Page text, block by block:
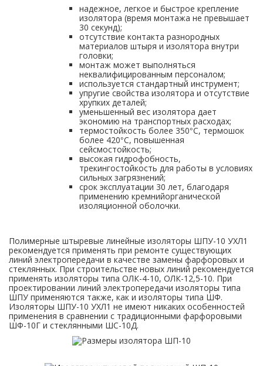
надежное, легкое и быстрое крепление
изолятора (время монтажа не превышает
30 секунд);
отсутствие контакта разнородных
материалов штыря и изолятора внутри
головки;
монтаж может выполняться
неквалифицированным персоналом;
используется стандартный инструмент;
упругие свойства изолятора и отсутствие
хрупких деталей;
уменьшенный вес изолятора дает
экономию на транспортных расходах;
термостойкость более 350°С, термошок
более 420°С, повышенная
сейсмостойкость;
высокая гидрофобность,
трекингостойкость для работы в условиях
сильных загрязнений;
срок эксплуатации 30 лет, благодаря
применению кремнийорганической
изоляционной оболочки.
Полимерные штыревые линейные изоляторы ШПУ-10 УХЛ1
рекомендуется применять при ремонте существующих
линий электропередачи в качестве замены фарфоровых и
стеклянных. При строительстве новых линий рекомендуется
применять изоляторы типа ОЛК-4-10, ОЛК-12,5-10. При
проектировании линий электропередачи изоляторы типа
ШПУ применяются также, как и изоляторы типа ШФ.
Изоляторы ШПУ-10 УХЛ1 не имеют никаких особенностей
применения в сравнении с традиционными фарфоровыми
ШФ-10Г и стеклянными ШC-10Д.